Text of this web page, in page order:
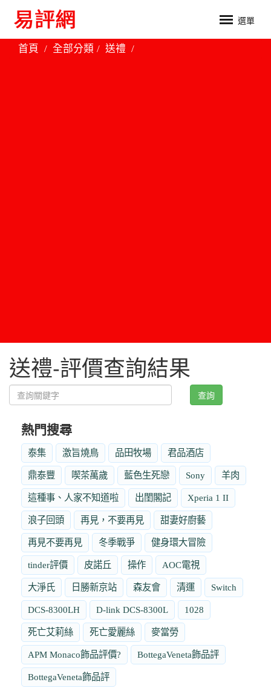
選單
首頁 全部分類 送禮
送禮-評價查詢結果
查詢
熱門搜尋
泰集 激旨燒鳥 品田牧場 君品酒店
鼎泰豐 喫茶萬歲 藍色生死戀 Sony 羊肉
這種事、人家不知道啦 出閨閣記 Xperia 1 II
浪子回頭 再見，不要再見 甜妻好廚藝
再見不要再見 冬季戰爭 健身環大冒險
tinder評價 皮諾丘 操作 AOC電視
大淨氏 日勝新京站 森友會 清運 Switch
DCS-8300LH D-link DCS-8300L 1028
死亡艾莉絲 死亡愛麗絲 麥當勞
APM Monaco飾品評價? BottegaVeneta飾品評
BottegaVeneta飾品評